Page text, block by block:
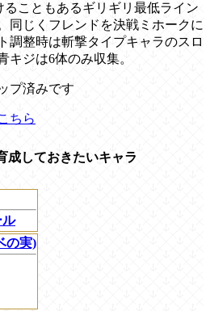
ることもあるギリギリ最低ライン
同じくフレンドを決戦ミホークに
調整時は斬撃タイプキャラのスロ
キジは6体のみ収集。
プ済みです
ちら
成しておきたいキャラ
ル
の実)